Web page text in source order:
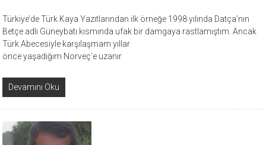
Türkiye’de Türk Kaya Yazıtlarından ilk örneğe 1998 yılında Datça’nın
Betçe adlı Güneybatı kısmında ufak bir damgaya rastlamıştım. Ancak
Türk Abecesiyle karşılaşmam yıllar
önce yaşadığım Norveç’e uzanır
Devamını Oku